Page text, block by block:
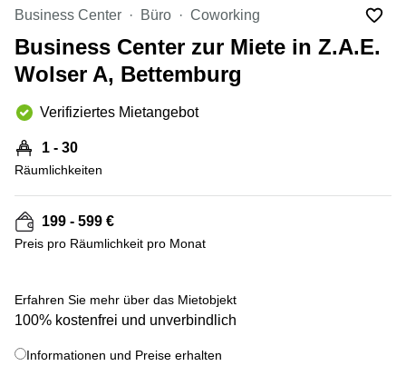
Сoworking
Esch-sur-
Alzette
Sandweiler
Bureaux
Esch-
sur-
Alzette
Bureaux
Sandweiler
Centres
Bertrange
Business Center Büro Coworking
Business Center zur Miete in Z.A.E.
Wolser A, Bettemburg
Verifiziertes Mietangebot
1 - 30
Räumlichkeiten
199 - 599 €
Preis pro Räumlichkeit pro Monat
Erfahren Sie mehr über das Mietobjekt
100% kostenfrei und unverbindlich
Informationen und Preise erhalten